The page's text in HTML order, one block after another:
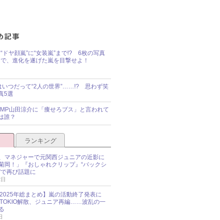
“ドヤ顔嵐”に“女装嵐”まで!? 6枚の写真
で、進化を遂げた嵐を目撃せよ！
いつだって“2人の世界”……!? 思わず笑
5選
山田涼介に「痩せろブス」と言われて
誰？
ランキング
マネジャーで元関西ジュニアの近影に
岡！」『おしゃれクリップ』“バックシ
再び話題に
年総まとめ】嵐の活動終了発表に
解散、ジュニア再編……波乱の一